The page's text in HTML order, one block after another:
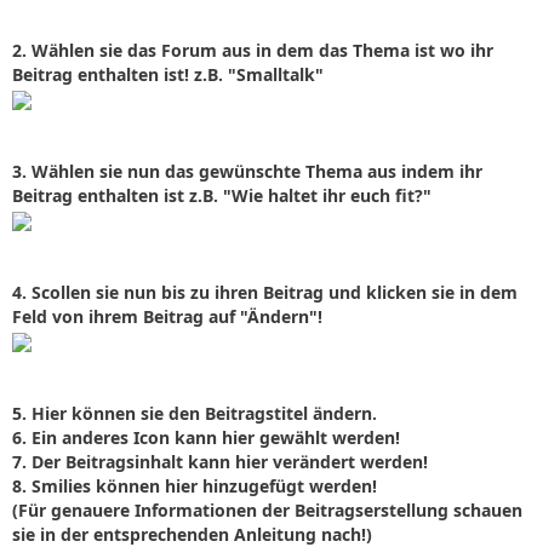
2. Wählen sie das Forum aus in dem das Thema ist wo ihr
Beitrag enthalten ist! z.B. "Smalltalk"
3. Wählen sie nun das gewünschte Thema aus indem ihr
Beitrag enthalten ist z.B. "Wie haltet ihr euch fit?"
4. Scollen sie nun bis zu ihren Beitrag und klicken sie in dem
Feld von ihrem Beitrag auf "Ändern"!
5. Hier können sie den Beitragstitel ändern.
6. Ein anderes Icon kann hier gewählt werden!
7. Der Beitragsinhalt kann hier verändert werden!
8. Smilies können hier hinzugefügt werden!
(Für genauere Informationen der Beitragserstellung schauen
sie in der entsprechenden Anleitung nach!)